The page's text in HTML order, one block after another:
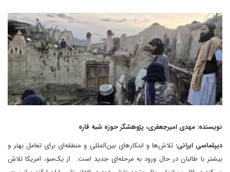
نویسنده: مهدی امیرجعفری، پژوهشگر حوزه شبه قاره
دیپلماسی ایرانی:تلاش‌ها و ابتکارهای بین‌المللی و منطقه‌ای برای تعامل بهتر و
بیشتر با طالبان در حال ورود به مرحله‌ای جدید است. از یک‌سو، امریکا تلاش